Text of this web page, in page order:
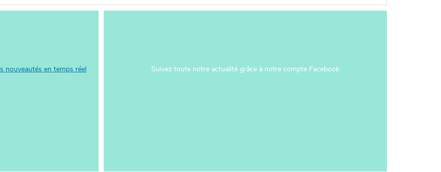
nouveautés en temps réel Suivez toute notre actualité grâce à notre compte Facebook